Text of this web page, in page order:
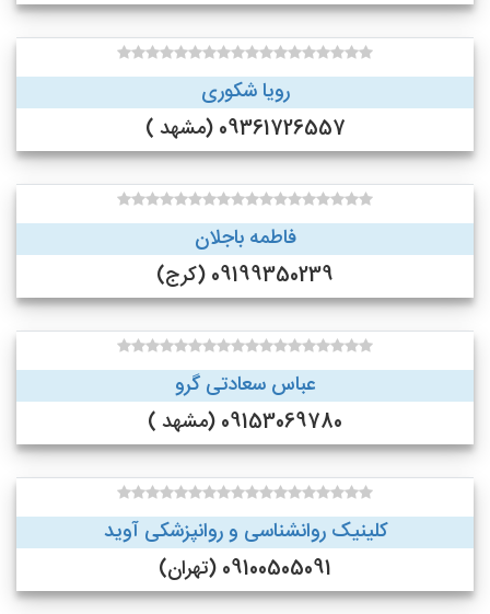
رویا شکوری
09361726557 (مشهد )
فاطمه باجلان
09199350239 (کرج)
عباس سعادتی گرو
09153069780 (مشهد )
کلینیک روانشناسی و روانپزشکی آوید
09100505091 (تهران)